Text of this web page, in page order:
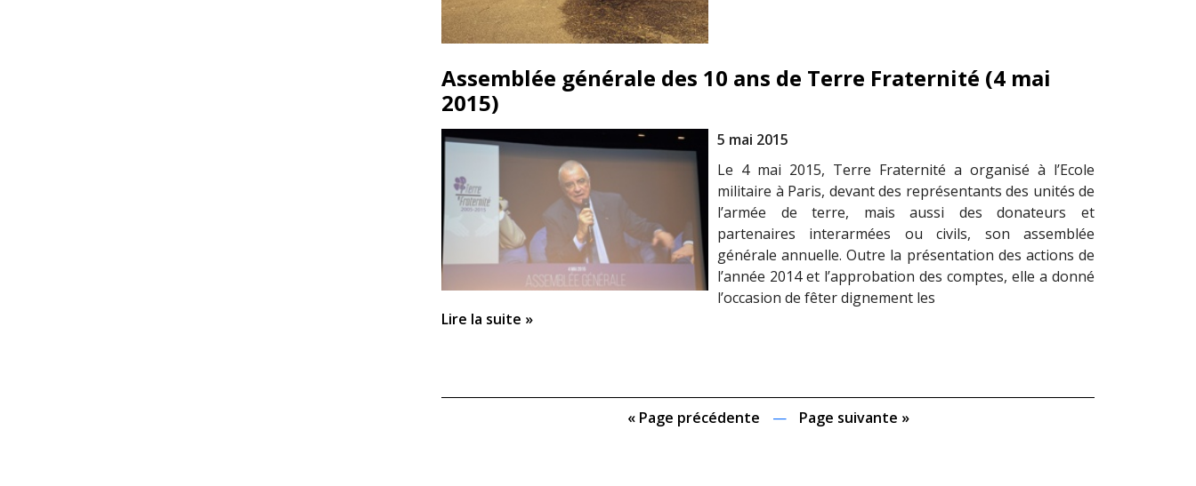
Assemblée générale des 10 ans de Terre Fraternité (4 mai
2015)
5 mai 2015
Le 4 mai 2015, Terre Fraternité a organisé à l’Ecole
militaire à Paris, devant des représentants des unités de
l’armée de terre, mais aussi des donateurs et
partenaires interarmées ou civils, son assemblée
générale annuelle. Outre la présentation des actions de
l’année 2014 et l’approbation des comptes, elle a donné
l’occasion de fêter dignement les
Lire la suite »
« Page précédente — Page suivante »